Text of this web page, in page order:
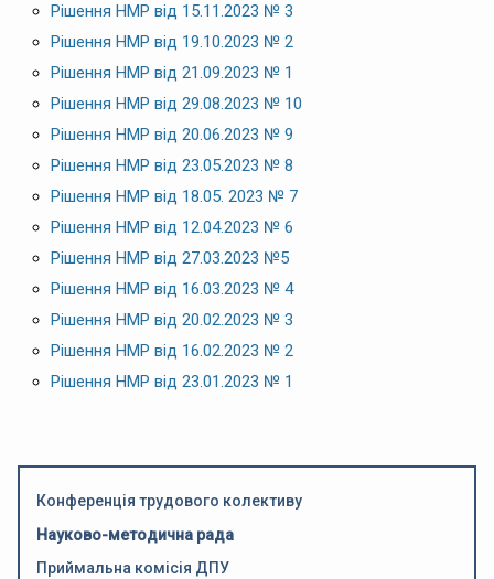
Рішення НМР від 15.11.2023 № 3
Рішення НМР від 19.10.2023 № 2
Рішення НМР від 21.09.2023 № 1
Рішення НМР від 29.08.2023 № 10
Рішення НМР від 20.06.2023 № 9
Рішення НМР від 23.05.2023 № 8
Рішення НМР від 18.05. 2023 № 7
Рішення НМР від 12.04.2023 № 6
Рішення НМР від 27.03.2023 №5
Рішення НМР від 16.03.2023 № 4
Рішення НМР від 20.02.2023 № 3
Рішення НМР від 16.02.2023 № 2
Рішення НМР від 23.01.2023 № 1
Конференція трудового колективу
Науково-методична рада
Приймальна комісія ДПУ